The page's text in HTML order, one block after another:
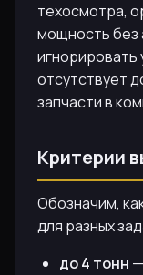
техосмотра,
мощность без
игнорировать
отсутствует
запчасти в
Критерии
Обозначим,
для разных
до 4 тонн